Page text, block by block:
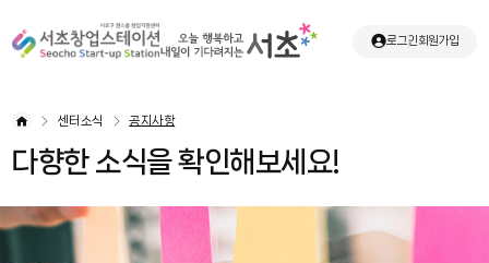
로그인회원가입
센터소식 공지사항
다향한 소식을 확인해보세요!